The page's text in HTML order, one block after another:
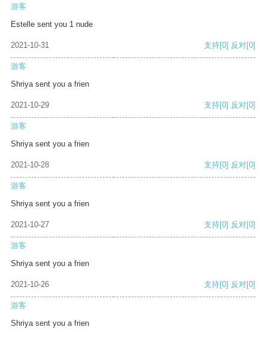
游客
Estelle sent you 1 nude
2021-10-31 支持[0] 反对[0]
游客
Shriya sent you a frien
2021-10-29 支持[0] 反对[0]
游客
Shriya sent you a frien
2021-10-28 支持[0] 反对[0]
游客
Shriya sent you a frien
2021-10-27 支持[0] 反对[0]
游客
Shriya sent you a frien
2021-10-26 支持[0] 反对[0]
游客
Shriya sent you a frien